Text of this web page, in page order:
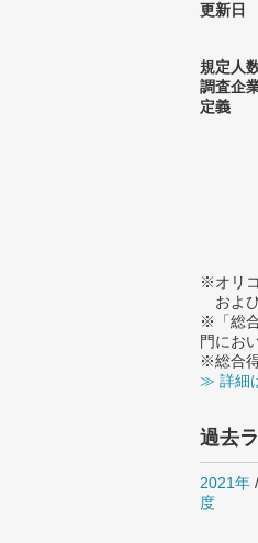
更新日
規定人
調査企
定義
※オリ
およ
※「総
門にお
※総合
≫ 詳細
過去
2021年 /
度